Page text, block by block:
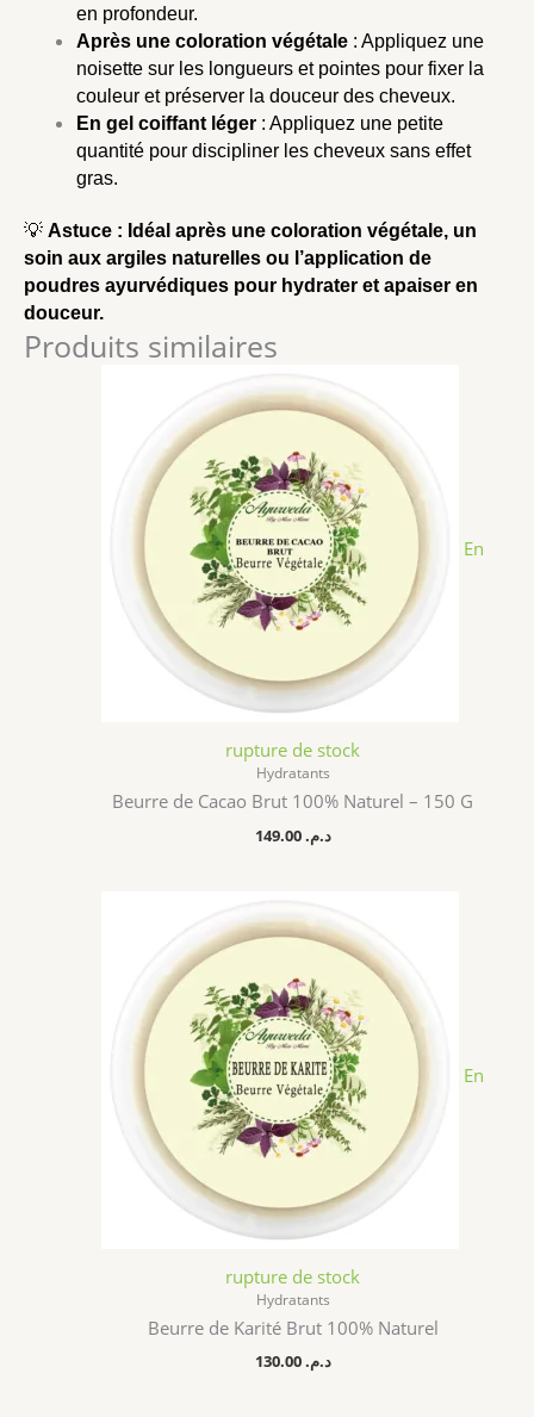
en profondeur.
Après une coloration végétale: Appliquez une
noisette sur les longueurs et pointes pour fixer la
couleur et préserver la douceur des cheveux.
En gel coiffant léger: Appliquez une petite
quantité pour discipliner les cheveux sans effet
gras.
💡 Astuce : Idéal après une coloration végétale, un
soin aux argiles naturelles ou l’application de
poudres ayurvédiques pour hydrater et apaiser en
douceur.
Produits similaires
En
rupture de stock
Hydratants
Beurre de Cacao Brut 100% Naturel – 150 G
د.م.149.00
En
rupture de stock
Hydratants
Beurre de Karité Brut 100% Naturel
د.م.130.00